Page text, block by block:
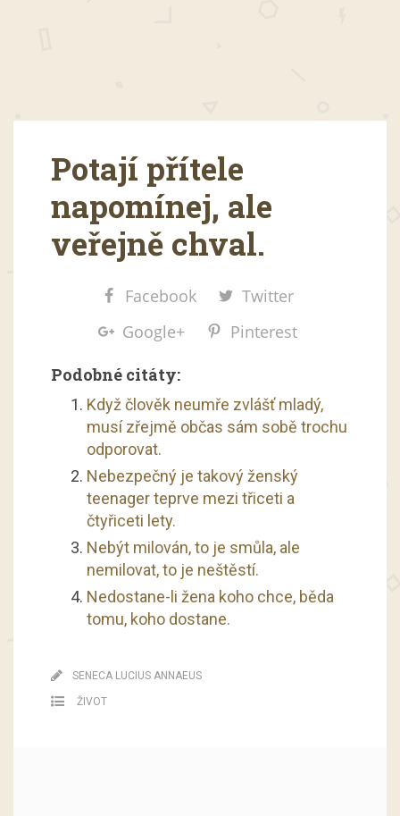
Potají přítele
napomínej, ale
veřejně chval.
Facebook
Twitter
Google+
Pinterest
Podobné citáty:
Když člověk neumře zvlášť mladý,
musí zřejmě občas sám sobě trochu
odporovat.
Nebezpečný je takový ženský
teenager teprve mezi třiceti a
čtyřiceti lety.
Nebýt milován, to je smůla, ale
nemilovat, to je neštěstí.
Nedostane-li žena koho chce, běda
tomu, koho dostane.
SENECA LUCIUS ANNAEUS
ŽIVOT